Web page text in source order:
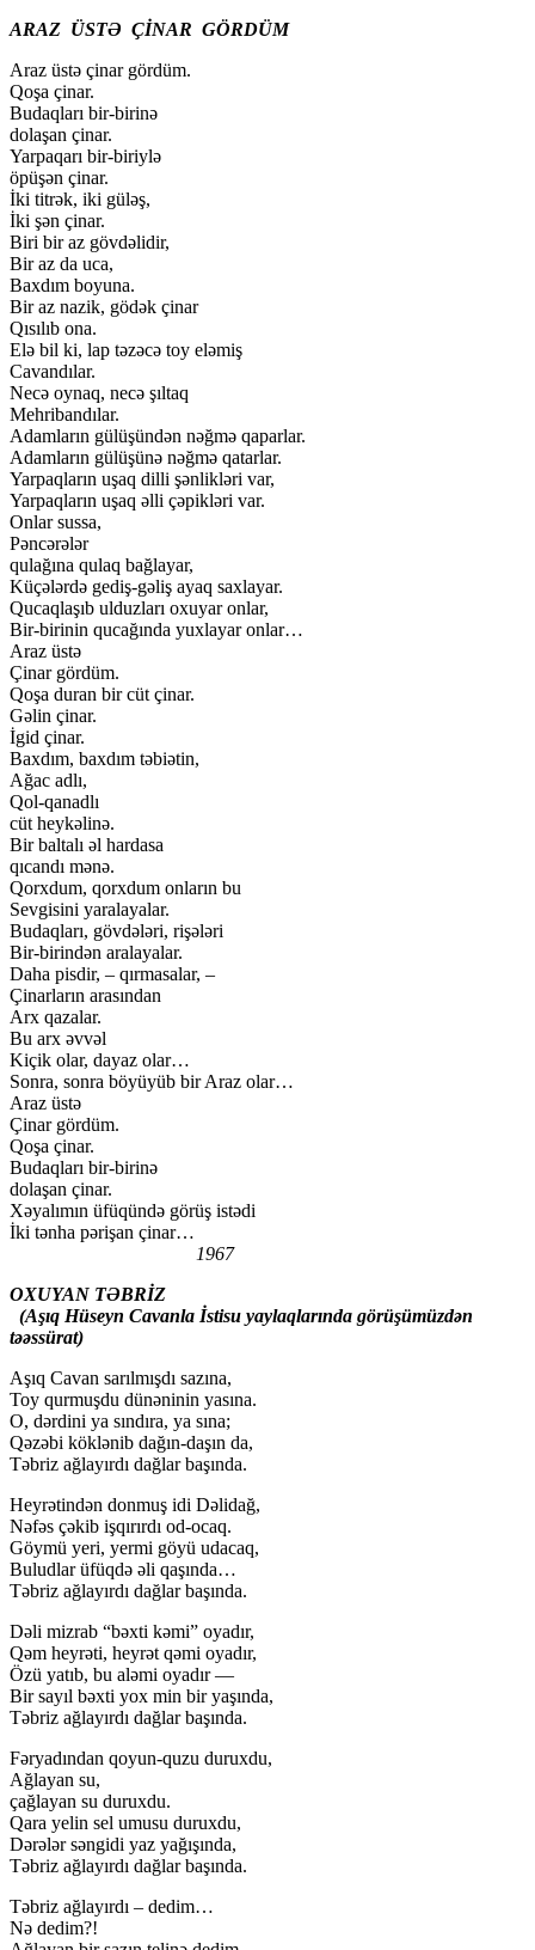
ARAZ ÜSTƏ ÇİNAR GÖRDÜM
Araz üstə çinar gördüm.
Qoşa çinar.
Budaqları bir-birinə
dolaşan çinar.
Yarpaqarı bir-biriylə
öpüşən çinar.
İki titrək, iki güləş,
İki şən çinar.
Biri bir az gövdəlidir,
Bir az da uca,
Baxdım boyuna.
Bir az nazik, gödək çinar
Qısılıb ona.
Elə bil ki, lap təzəcə toy eləmiş
Cavandılar.
Necə oynaq, necə şıltaq
Mehribandılar.
Adamların gülüşündən nəğmə qaparlar.
Adamların gülüşünə nəğmə qatarlar.
Yarpaqların uşaq dilli şənlikləri var,
Yarpaqların uşaq əlli çəpikləri var.
Onlar sussa,
Pəncərələr
qulağına qulaq bağlayar,
Küçələrdə gediş-gəliş ayaq saxlayar.
Qucaqlaşıb ulduzları oxuyar onlar,
Bir-birinin qucağında yuxlayar onlar…
Araz üstə
Çinar gördüm.
Qoşa duran bir cüt çinar.
Gəlin çinar.
İgid çinar.
Baxdım, baxdım təbiətin,
Ağac adlı,
Qol-qanadlı
cüt heykəlinə.
Bir baltalı əl hardasa
qıcandı mənə.
Qorxdum, qorxdum onların bu
Sevgisini yaralayalar.
Budaqları, gövdələri, rişələri
Bir-birindən aralayalar.
Daha pisdir, – qırmasalar, –
Çinarların arasından
Arx qazalar.
Bu arx əvvəl
Kiçik olar, dayaz olar…
Sonra, sonra böyüyüb bir Araz olar…
Araz üstə
Çinar gördüm.
Qoşa çinar.
Budaqları bir-birinə
dolaşan çinar.
Xəyalımın üfüqündə görüş istədi
İki tənha pərişan çinar…
1967
OXUYAN TƏBRİZ
(Aşıq Hüseyn Cavanla İstisu yaylaqlarında görüşümüzdən
təəssürat)
Aşıq Cavan sarılmışdı sazına,
Toy qurmuşdu dünəninin yasına.
O, dərdini ya sındıra, ya sına;
Qəzəbi köklənib dağın-daşın da,
Təbriz ağlayırdı dağlar başında.
Heyrətindən donmuş idi Dəlidağ,
Nəfəs çəkib işqırırdı od-ocaq.
Göymü yeri, yermi göyü udacaq,
Buludlar üfüqdə əli qaşında…
Təbriz ağlayırdı dağlar başında.
Dəli mizrab “bəxti kəmi” oyadır,
Qəm heyrəti, heyrət qəmi oyadır,
Özü yatıb, bu aləmi oyadır —
Bir sayıl bəxti yox min bir yaşında,
Təbriz ağlayırdı dağlar başında.
Fəryadından qoyun-quzu duruxdu,
Ağlayan su,
çağlayan su duruxdu.
Qara yelin sel umusu duruxdu,
Dərələr səngidi yaz yağışında,
Təbriz ağlayırdı dağlar başında.
Təbriz ağlayırdı – dedim…
Nə dedim?!